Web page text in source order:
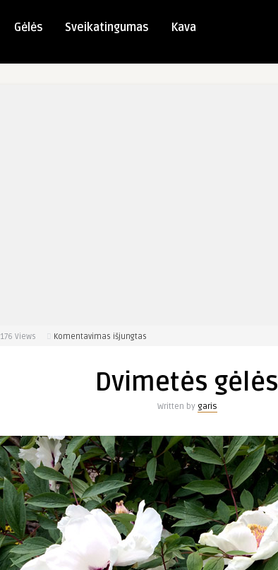
Gėlės Sveikatingumas Kava
176 Views Komentavimas išjungtas
Dvimetės gėlės
Written by garis